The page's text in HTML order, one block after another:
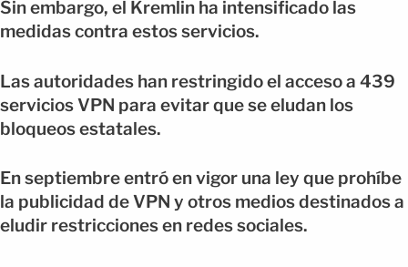
Sin embargo, el Kremlin ha intensificado las
medidas contra estos servicios.
Las autoridades han restringido el acceso a 439
servicios VPN para evitar que se eludan los
bloqueos estatales.
En septiembre entró en vigor una ley que prohíbe
la publicidad de VPN y otros medios destinados a
eludir restricciones en redes sociales.